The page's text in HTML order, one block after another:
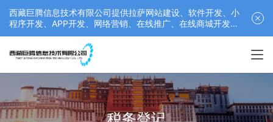
西藏巨腾信息技术有限公司提供拉萨网站建设、软件开发、小
程序开发、APP开发、网络营销、在线推广、在线商城开发等
服务，联系电话： 17689511878
税务登记